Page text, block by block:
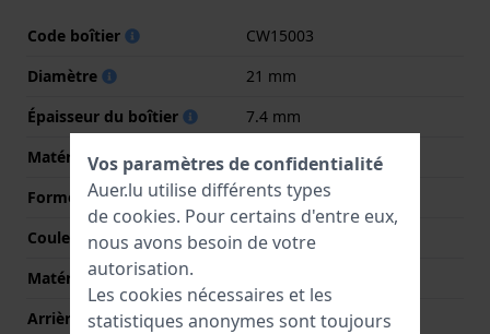
Code boîtier
CW15003
Diamètre
21 mm
Épaisseur du boîtier
7.4 mm
Matériel du boîtier
Acier inoxydable
Forme du boîtier
Rectangulaire
Couleur du boîtier
Bicolore
Matériau du boîtier arrière
Arrière de Boitier
Couvercle à pression
Vos paramètres de confidentialité
Auer.lu utilise différents types
de cookies. Pour certains d'entre eux,
nous avons besoin de votre
autorisation.
Les cookies nécessaires et les
statistiques anonymes sont toujours